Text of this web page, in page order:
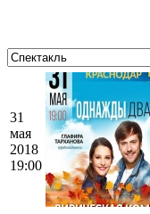
31
мая
2018
19:00